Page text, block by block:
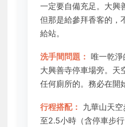
一定要自備充足。大興
但那是給參拜香客的，
給站。
洗手間問題： 唯一乾
大興善寺停車場旁。天
任何廁所的。務必在開
行程搭配： 九華山天
至2.5小時（含停車步